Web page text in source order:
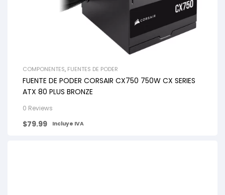
COMPONENTES, FUENTES DE PODER
FUENTE DE PODER CORSAIR CX750 750W CX SERIES
ATX 80 PLUS BRONZE
0 Reviews
$79.99 Incluye IVA